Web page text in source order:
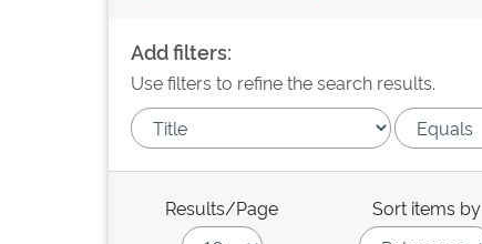
Add filters:
Use filters to refine the search results.
Results/Page Sort items by